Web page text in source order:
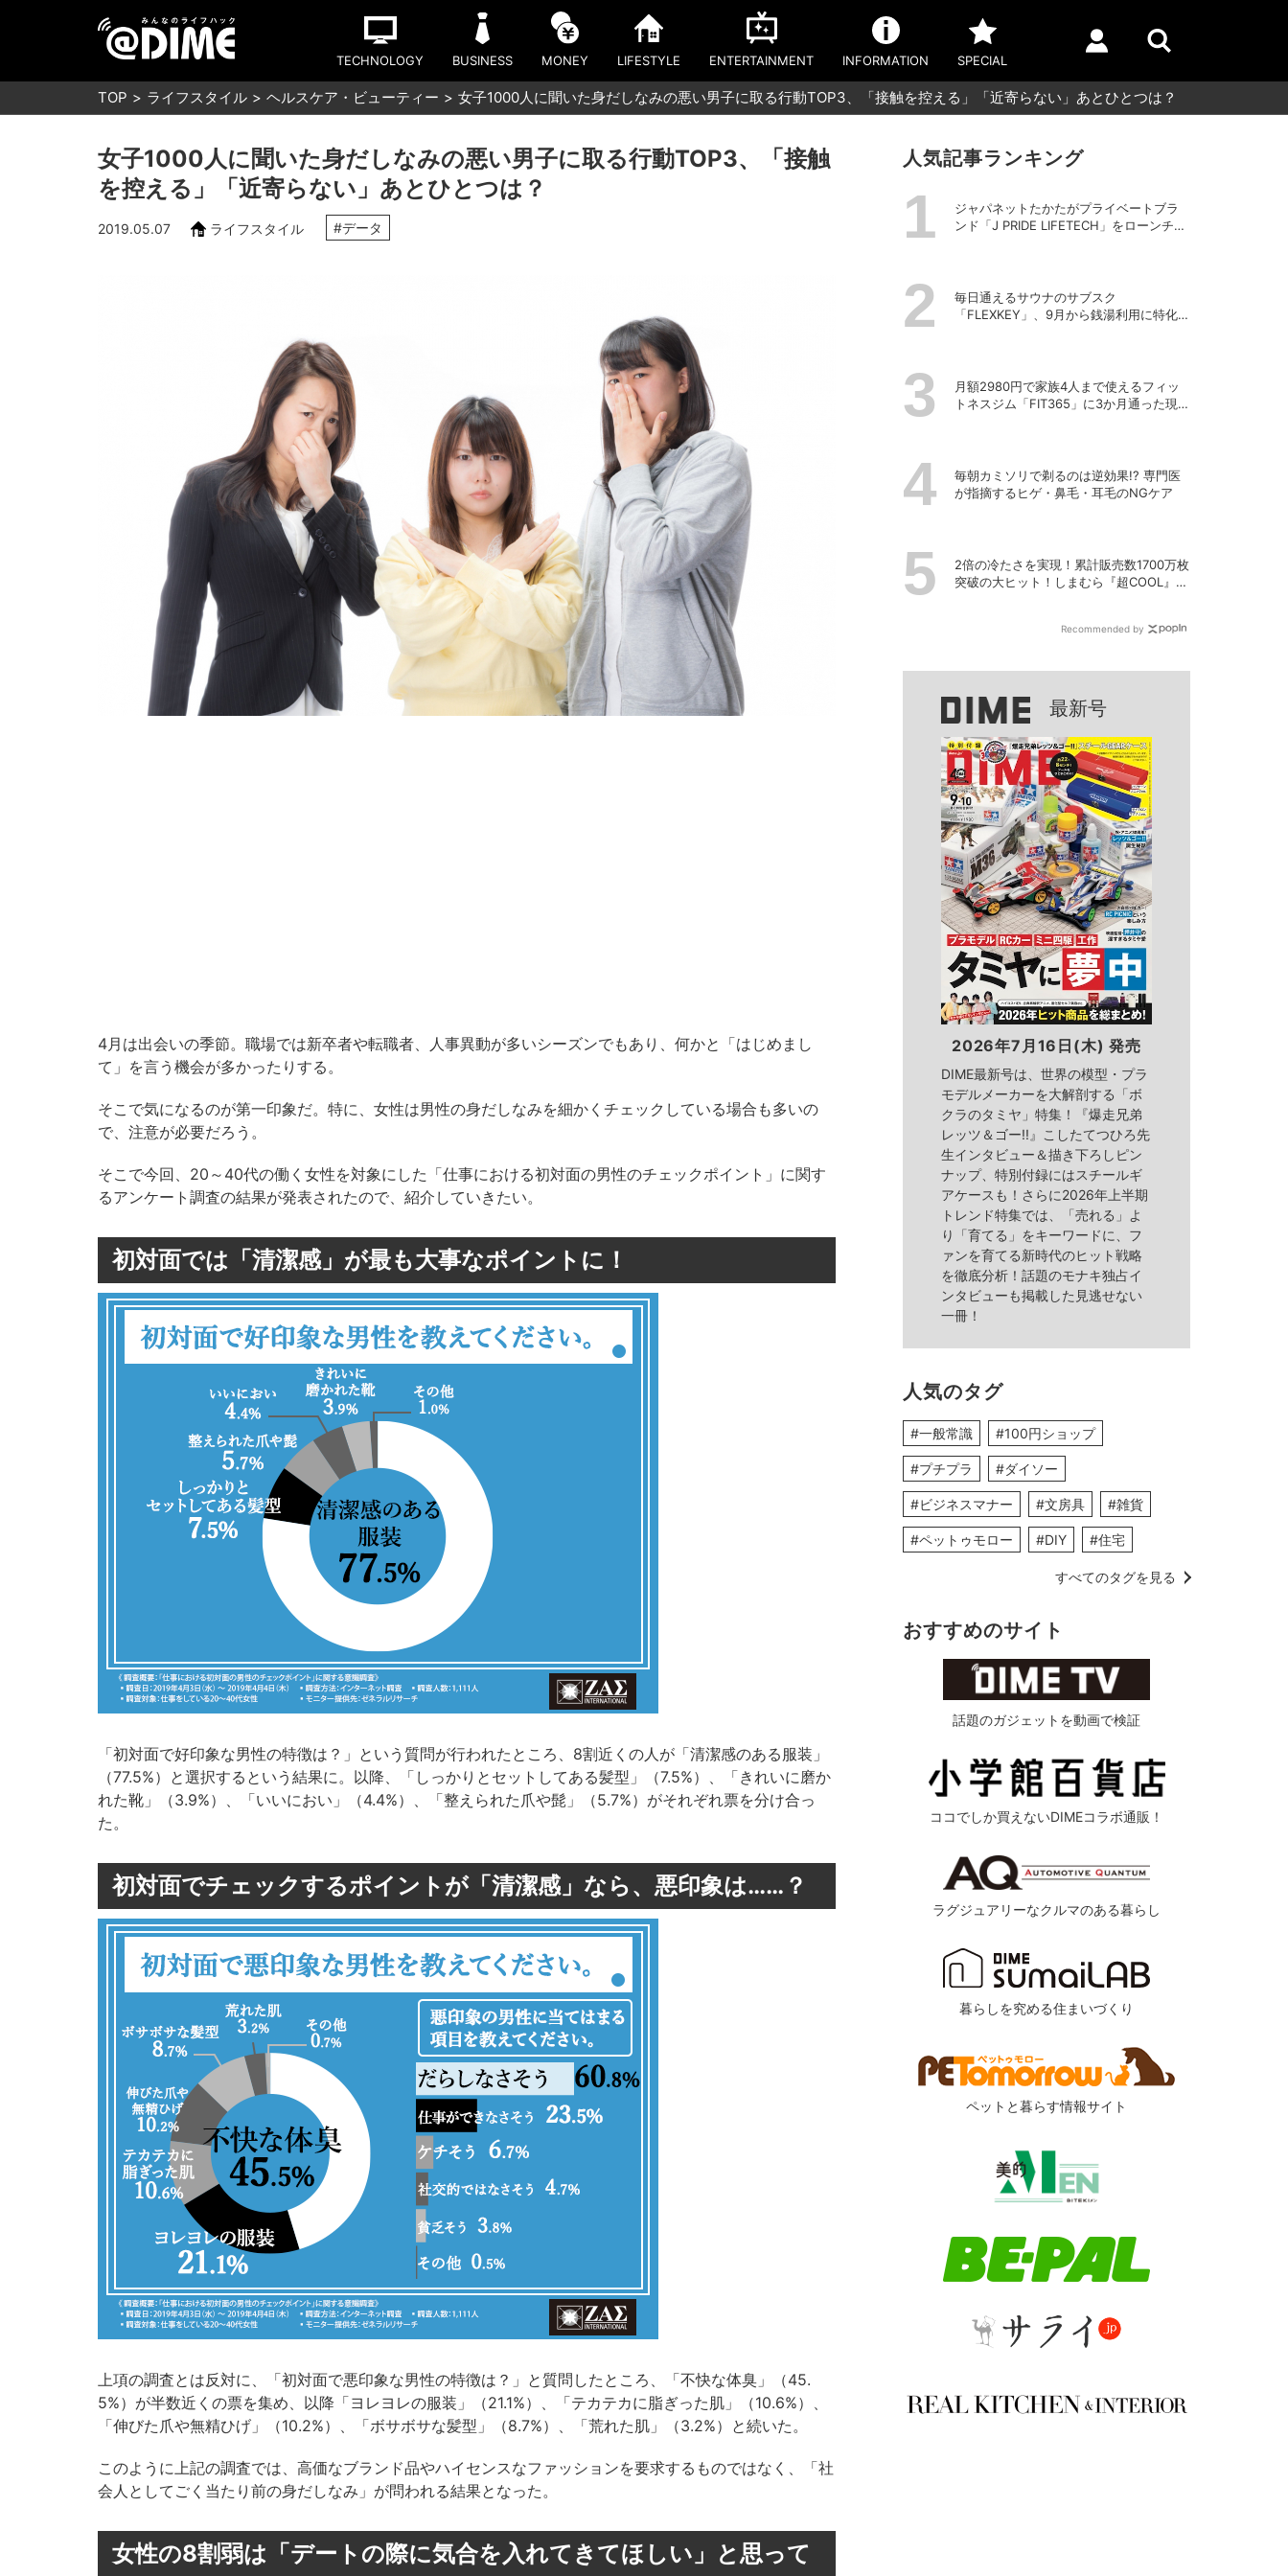
TECHNOLOGY BUSINESS MONEY LIFESTYLE ENTERTAINMENT INFORMATION SPECIAL
TOP ライフスタイル ヘルスケア・ビューティー 女子1000人に聞いた身だしなみの悪い男子に取る行動TOP3、「接触を控える」「近寄らない」あとひとつは？
女子1000人に聞いた身だしなみの悪い男子に取る行動TOP3、「接触
を控える」「近寄らない」あとひとつは？
2019.05.07 ライフスタイル #データ
4月は出会いの季節。職場では新卒者や転職者、人事異動が多いシーズンでもあり、何かと「はじめまし
て」を言う機会が多かったりする。
そこで気になるのが第一印象だ。特に、女性は男性の身だしなみを細かくチェックしている場合も多いの
で、注意が必要だろう。
そこで今回、20～40代の働く女性を対象にした「仕事における初対面の男性のチェックポイント」に関す
るアンケート調査の結果が発表されたので、紹介していきたい。
初対面では「清潔感」が最も大事なポイントに！
「初対面で好印象な男性の特徴は？」という質問が行われたところ、8割近くの人が「清潔感のある服装」
（77.5%）と選択するという結果に。以降、「しっかりとセットしてある髪型」（7.5%）、「きれいに磨か
れた靴」（3.9%）、「いいにおい」（4.4%）、「整えられた爪や髭」（5.7%）がそれぞれ票を分け合っ
た。
初対面でチェックするポイントが「清潔感」なら、悪印象は……？
上項の調査とは反対に、「初対面で悪印象な男性の特徴は？」と質問したところ、「不快な体臭」（45.
5%）が半数近くの票を集め、以降「ヨレヨレの服装」（21.1%）、「テカテカに脂ぎった肌」（10.6%）、
「伸びた爪や無精ひげ」（10.2%）、「ボサボサな髪型」（8.7%）、「荒れた肌」（3.2%）と続いた。
このように上記の調査では、高価なブランド品やハイセンスなファッションを要求するものではなく、「社
会人としてごく当たり前の身だしなみ」が問われる結果となった。
女性の8割弱は「デートの際に気合を入れてきてほしい」と思って
人気記事ランキング
ジャパネットたかたがプライベートブラ
ンド「J PRIDE LIFETECH」をローンチ、
毎日通えるサウナのサブスク
「FLEXKEY」、9月から銭湯利用に特化し
月額2980円で家族4人まで使えるフィッ
トネスジム「FIT365」に3か月通った現在
毎朝カミソリで剃るのは逆効果!? 専門医
が指摘するヒゲ・鼻毛・耳毛のNGケア
2倍の冷たさを実現！累計販売数1700万枚
突破の大ヒット！しまむら『超COOL』シ
Recommended by
最新号
2026年7月16日(木) 発売
DIME最新号は、世界の模型・プラ
モデルメーカーを大解剖する「ボ
クラのタミヤ」特集！『爆走兄弟
レッツ＆ゴー!!』こしたてつひろ先
生インタビュー＆描き下ろしピン
ナップ、特別付録にはスチールギ
アケースも！さらに2026年上半期
トレンド特集では、「売れる」よ
り「育てる」をキーワードに、フ
ァンを育てる新時代のヒット戦略
を徹底分析！話題のモナキ独占イ
ンタビューも掲載した見逃せない
一冊！
人気のタグ
#一般常識 #100円ショップ
#プチプラ #ダイソー
#ビジネスマナー #文房具 #雑貨
#ペットゥモロー #DIY #住宅
すべてのタグを見る
おすすめのサイト
話題のガジェットを動画で検証
ココでしか買えないDIMEコラボ通販！
ラグジュアリーなクルマのある暮らし
暮らしを究める住まいづくり
ペットと暮らす情報サイト